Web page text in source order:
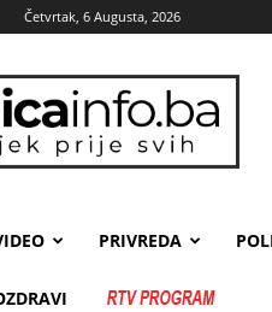
Četvrtak, 6 Augusta, 2026
zenicainfo.ba
PRIVREDA